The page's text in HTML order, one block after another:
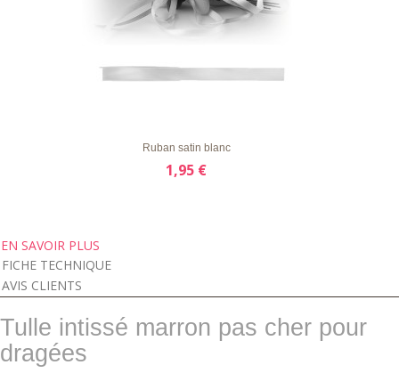
Ruban satin blanc
1,95 €
EN SAVOIR PLUS
FICHE TECHNIQUE
AVIS CLIENTS
Tulle intissé marron pas cher pour
dragées